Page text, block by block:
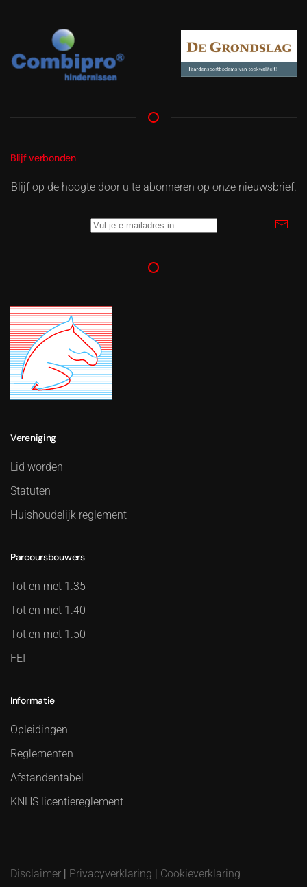
Blijf verbonden
Blijf op de hoogte door u te abonneren op onze nieuwsbrief.
Vereniging
Lid worden
Statuten
Huishoudelijk reglement
Parcoursbouwers
Tot en met 1.35
Tot en met 1.40
Tot en met 1.50
FEI
Informatie
Opleidingen
Reglementen
Afstandentabel
KNHS licentiereglement
Disclaimer | Privacyverklaring | Cookieverklaring